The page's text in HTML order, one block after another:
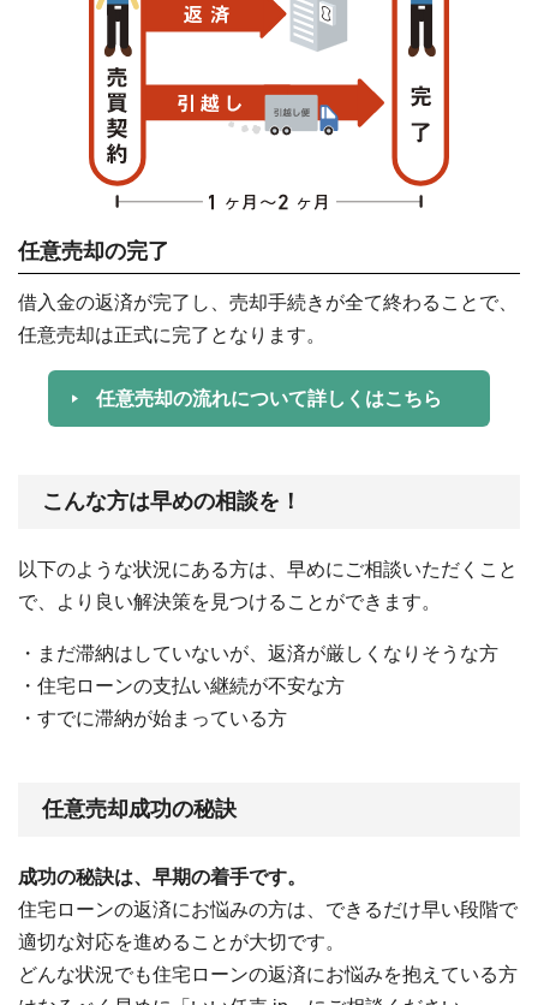
任意売却の完了
借入金の返済が完了し、売却手続きが全て終わることで、
任意売却は正式に完了となります。
任意売却の流れについて詳しくはこちら
こんな方は早めの相談を！
以下のような状況にある方は、早めにご相談いただくこと
で、より良い解決策を見つけることができます。
・まだ滞納はしていないが、返済が厳しくなりそうな方
・住宅ローンの支払い継続が不安な方
・すでに滞納が始まっている方
任意売却成功の秘訣
成功の秘訣は、早期の着手です。
住宅ローンの返済にお悩みの方は、できるだけ早い段階で
適切な対応を進めることが大切です。
どんな状況でも住宅ローンの返済にお悩みを抱えている方